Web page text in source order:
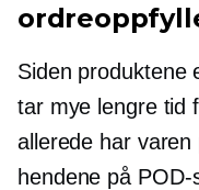
Siden produktene
tar mye lengre tid
allerede har
hendene på